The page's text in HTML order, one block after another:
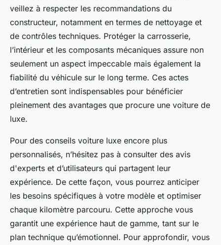
veillez à respecter les recommandations du
constructeur, notamment en termes de nettoyage et
de contrôles techniques. Protéger la carrosserie,
l’intérieur et les composants mécaniques assure non
seulement un aspect impeccable mais également la
fiabilité du véhicule sur le long terme. Ces actes
d’entretien sont indispensables pour bénéficier
pleinement des avantages que procure une voiture de
luxe.
Pour des conseils voiture luxe encore plus
personnalisés, n’hésitez pas à consulter des avis
d'experts et d’utilisateurs qui partagent leur
expérience. De cette façon, vous pourrez anticiper
les besoins spécifiques à votre modèle et optimiser
chaque kilomètre parcouru. Cette approche vous
garantit une expérience haut de gamme, tant sur le
plan technique qu’émotionnel. Pour approfondir, vous